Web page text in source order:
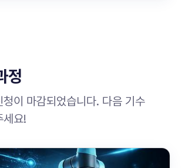
정
이 마감되었습니다. 다음 기수
세요!